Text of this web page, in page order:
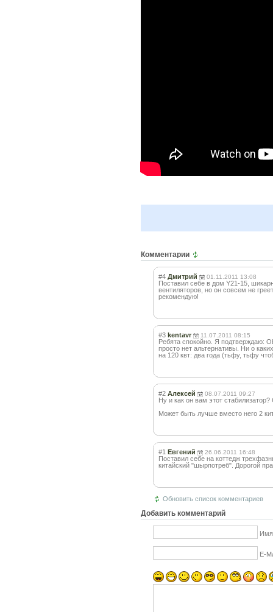
Комментарии
#4 Дмитрий 01.11.2011 13:08
Поставил себе в дом Y21-15,
вентиляторов, но он совсем не
рекомендую!
#3 kentavr 11.07.2011 08:15
Ребята спокойно. Я подтверждаю:
просто нет альтернативы. Ни о
на 120 квт: два года (тьфу, тьфу
#2 Алексей 08.07.2011 09:27
Ну и как он вам этот стабилизатор?
Может быть лучше вместо него 2
#1 Евгений 26.06.2011 16:48
Поставил себе на коттедж
китайский "шырпотреб". Дорогой
Обновить список комментариев
Добавить комментарий
Имя
E-